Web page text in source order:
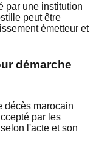
par une institution
peut être
émetteur et
démarche
décès marocain
par les
l'acte et son